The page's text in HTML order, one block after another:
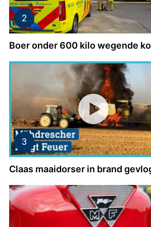
Boer onder 600 kilo wegende
Claas maaidorser in brand